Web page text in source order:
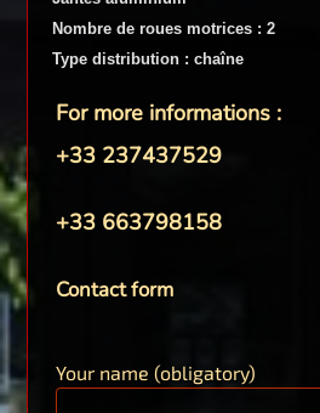
Nombre de roues motrices : 2
Type distribution : chaîne
For more informations :
+33 237437529
+33 663798158
Contact form
Your name (obligatory)